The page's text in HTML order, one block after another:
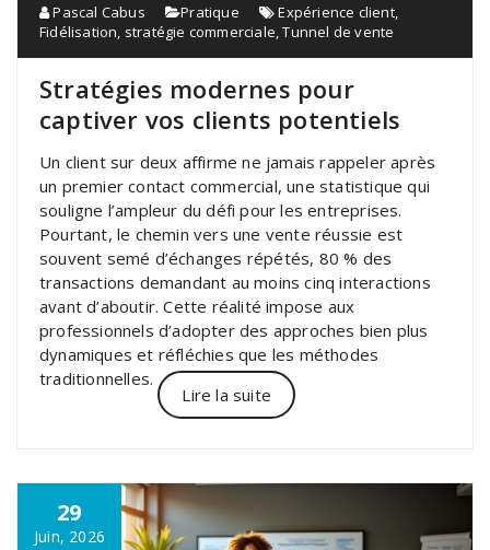
Pascal Cabus Pratique Expérience client,
Fidélisation, stratégie commerciale,Tunnel de vente
Stratégies modernes pour
captiver vos clients potentiels
Un client sur deux affirme ne jamais rappeler après
un premier contact commercial, une statistique qui
souligne l’ampleur du défi pour les entreprises.
Pourtant, le chemin vers une vente réussie est
souvent semé d’échanges répétés, 80 % des
transactions demandant au moins cinq interactions
avant d’aboutir. Cette réalité impose aux
professionnels d’adopter des approches bien plus
dynamiques et réfléchies que les méthodes
traditionnelles.
Lire la suite
29
Juin, 2026